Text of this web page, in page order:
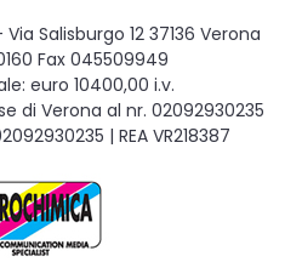
Via Salisburgo 12 37136 Verona
Fax 045509949
euro 10400,00 i.v.
di Verona al nr. 02092930235
| REA VR218387